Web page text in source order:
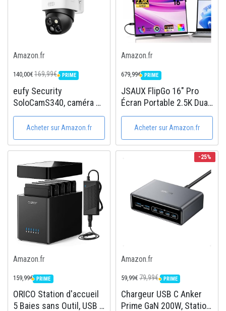
Amazon.fr
140,00€ 169,99€ PRIME
PRIME
eufy Security
SoloCamS340, caméra de
sécurité Solaire, Camera
Surveillance WiFi
exterieure sans Fil,
Surveillance 360° 3K,
sans Angle Mort, Wi-FI 2,
4 GHz,...
Acheter sur Amazon.fr
Amazon.fr
679,99€ PRIME
PRIME
JSAUX FlipGo 16" Pro
Écran Portable 2.5K Dual
Screen, Triple Moniteur
Portable Extensible pour
PC, Un Câble pour Deux
Écrans IPS, HUB Intégré,
Acheter sur Amazon.fr
Amazon.fr
159,99€ PRIME
PRIME
ORICO Station d'accueil
5 Baies sans Outil, USB C
-25%
Amazon.fr
59,99€ 79,99€ PRIME
PRIME
Chargeur USB C Anker
Prime GaN 200W, Station